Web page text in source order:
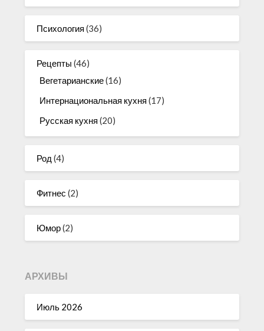
Психология (36)
Рецепты (46)
Вегетарианские(16)
Интернациональная кухня (17)
Русская кухня (20)
Род (4)
Фитнес (2)
Юмор(2)
АРХИВЫ
Июль 2026